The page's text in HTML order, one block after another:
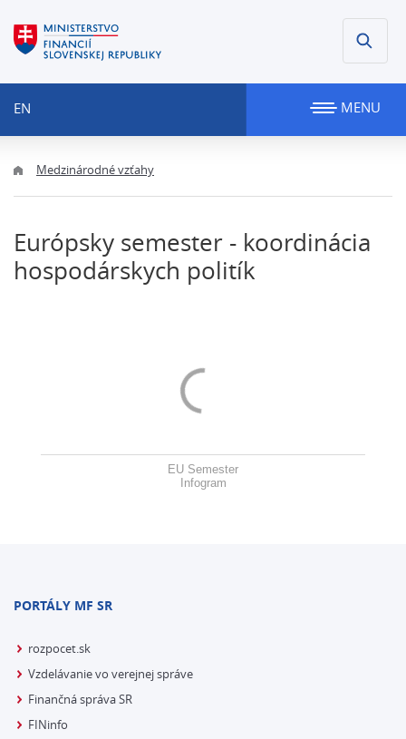
EN MENU
Medzinárodné vzťahy
Európsky semester - koordinácia
hospodárskych politík
EU Semester
Infogram
PORTÁLY MF SR
rozpocet.sk
Vzdelávanie vo verejnej správe
Finančná správa SR
FINinfo